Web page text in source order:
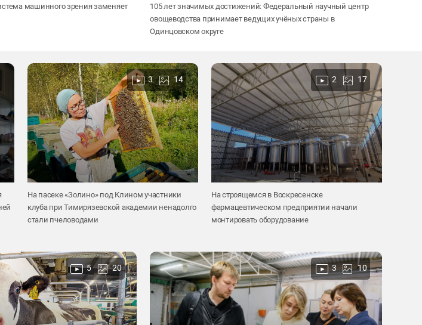
машинного зрения заменяет
105 лет значимых достижений: Федеральный научный центр
овощеводства принимает ведущих учёных страны в
Одинцовском округе
3 14
На пасеке «Золино» под Клином участники
клуба при Тимирязевской академии ненадолго
стали пчеловодами
2 17
На строящемся в Воскресенске
фармацевтическом предприятии начали
монтировать оборудование
5 20 3 10